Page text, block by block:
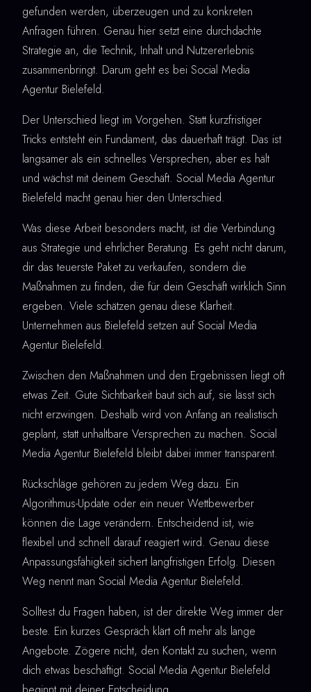
gefunden werden, überzeugen und zu konkreten
Anfragen führen. Genau hier setzt eine durchdachte
Strategie an, die Technik, Inhalt und Nutzererlebnis
zusammenbringt. Darum geht es bei Social Media
Agentur Bielefeld.
Der Unterschied liegt im Vorgehen. Statt kurzfristiger
Tricks entsteht ein Fundament, das dauerhaft trägt. Das ist
langsamer als ein schnelles Versprechen, aber es hält
und wächst mit deinem Geschäft. Social Media Agentur
Bielefeld macht genau hier den Unterschied.
Was diese Arbeit besonders macht, ist die Verbindung
aus Strategie und ehrlicher Beratung. Es geht nicht darum,
dir das teuerste Paket zu verkaufen, sondern die
Maßnahmen zu finden, die für dein Geschäft wirklich Sinn
ergeben. Viele schätzen genau diese Klarheit.
Unternehmen aus Bielefeld setzen auf Social Media
Agentur Bielefeld.
Zwischen den Maßnahmen und den Ergebnissen liegt oft
etwas Zeit. Gute Sichtbarkeit baut sich auf, sie lässt sich
nicht erzwingen. Deshalb wird von Anfang an realistisch
geplant, statt unhaltbare Versprechen zu machen. Social
Media Agentur Bielefeld bleibt dabei immer transparent.
Rückschläge gehören zu jedem Weg dazu. Ein
Algorithmus-Update oder ein neuer Wettbewerber
können die Lage verändern. Entscheidend ist, wie
flexibel und schnell darauf reagiert wird. Genau diese
Anpassungsfähigkeit sichert langfristigen Erfolg. Diesen
Weg nennt man Social Media Agentur Bielefeld.
Solltest du Fragen haben, ist der direkte Weg immer der
beste. Ein kurzes Gespräch klärt oft mehr als lange
Angebote. Zögere nicht, den Kontakt zu suchen, wenn
dich etwas beschäftigt. Social Media Agentur Bielefeld